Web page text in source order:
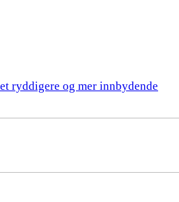
ryddigere og mer innbydende